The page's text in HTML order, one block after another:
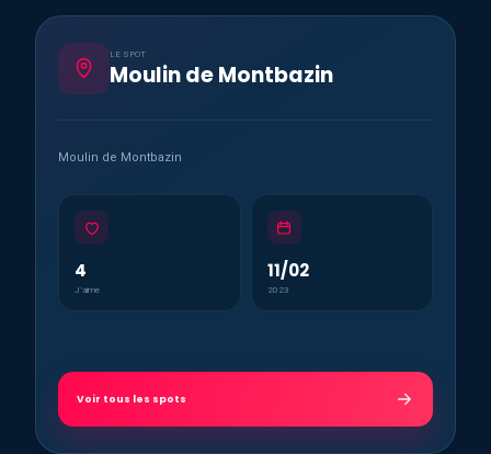
LE SPOT
Moulin de Montbazin
Moulin de Montbazin
4
J’aime
11/02
2023
Voir tous les spots